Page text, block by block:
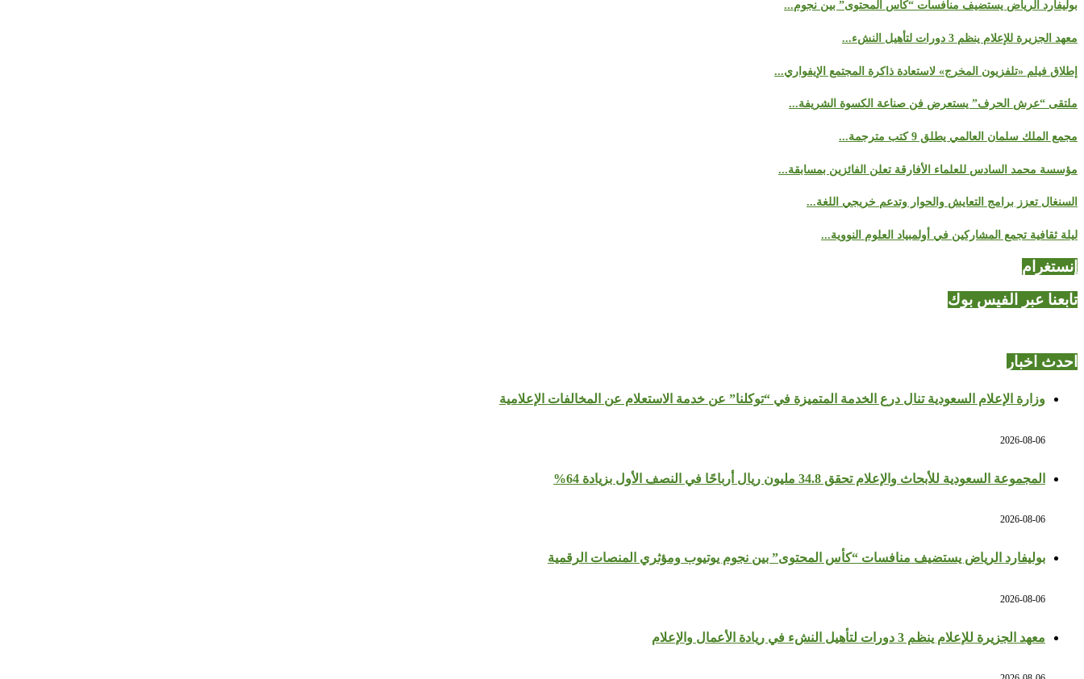
بوليفارد الرياض يستضيف منافسات “كأس المحتوى” بين نجوم...
معهد الجزيرة للإعلام ينظم 3 دورات لتأهيل النشء...
إطلاق فيلم «تلفزيون المخرج» لاستعادة ذاكرة المجتمع الإيفواري...
ملتقى “عرش الحرف” يستعرض فن صناعة الكسوة الشريفة...
مجمع الملك سلمان العالمي يطلق 9 كتب مترجمة...
مؤسسة محمد السادس للعلماء الأفارقة تعلن الفائزين بمسابقة...
السنغال تعزز برامج التعايش والحوار وتدعم خريجي اللغة...
ليلة ثقافية تجمع المشاركين في أولمبياد العلوم النووية...
إنستغرام
تابعنا عبر الفيس بوك
احدث اخبار
وزارة الإعلام السعودية تنال درع الخدمة المتميزة في “توكلنا” عن خدمة الاستعلام عن المخالفات الإعلامية
2026-08-06
المجموعة السعودية للأبحاث والإعلام تحقق 34.8 مليون ريال أرباحًا في النصف الأول بزيادة 64%
2026-08-06
بوليفارد الرياض يستضيف منافسات “كأس المحتوى” بين نجوم يوتيوب ومؤثري المنصات الرقمية
2026-08-06
معهد الجزيرة للإعلام ينظم 3 دورات لتأهيل النشء في ريادة الأعمال والإعلام